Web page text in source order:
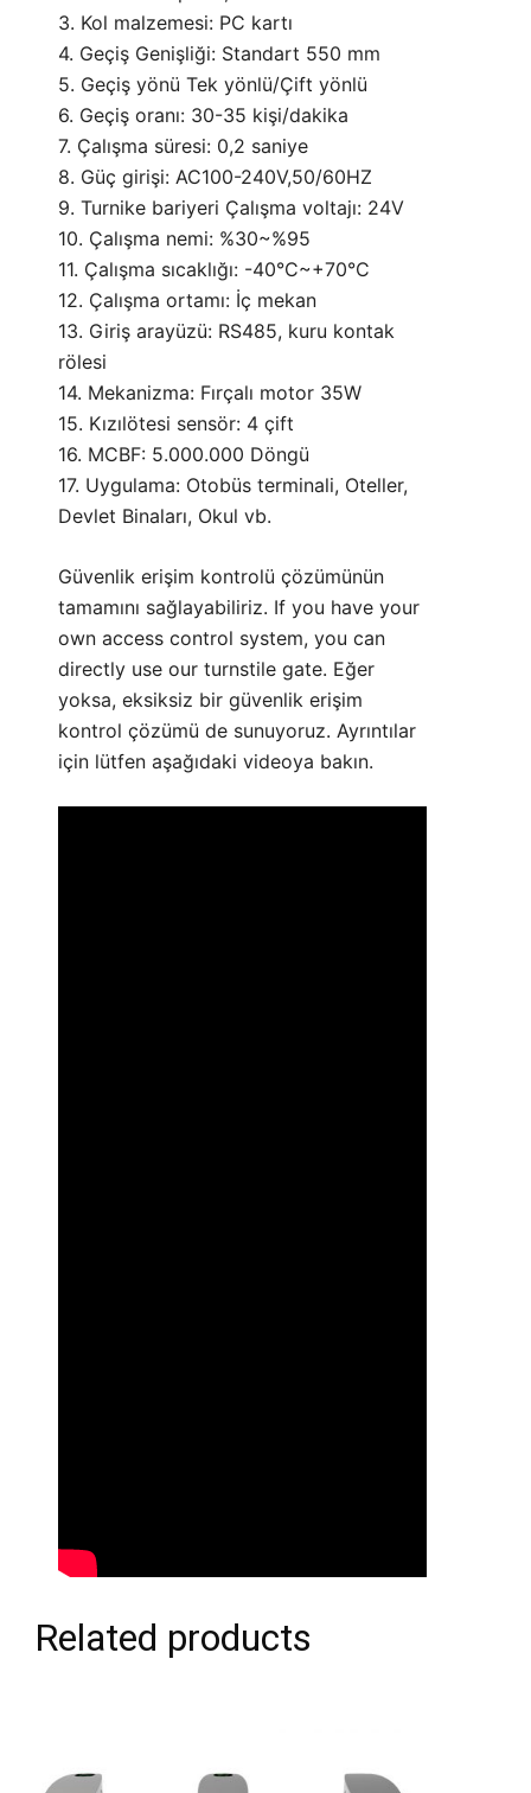
3. Kol malzemesi: PC kartı
4. Geçiş Genişliği: Standart 550 mm
5. Geçiş yönü Tek yönlü/Çift yönlü
6. Geçiş oranı: 30-35 kişi/dakika
7. Çalışma süresi: 0,2 saniye
8. Güç girişi: AC100-240V,50/60HZ
9. Turnike bariyeri Çalışma voltajı: 24V
10. Çalışma nemi: %30~%95
11. Çalışma sıcaklığı: -40°C~+70°C
12. Çalışma ortamı: İç mekan
13. Giriş arayüzü: RS485, kuru kontak
rölesi
14. Mekanizma: Fırçalı motor 35W
15. Kızılötesi sensör: 4 çift
16. MCBF: 5.000.000 Döngü
17. Uygulama: Otobüs terminali, Oteller,
Devlet Binaları, Okul vb.
Güvenlik erişim kontrolü çözümünün
tamamını sağlayabiliriz. If you have your
own access control system, you can
directly use our turnstile gate. Eğer
yoksa, eksiksiz bir güvenlik erişim
kontrol çözümü de sunuyoruz. Ayrıntılar
için lütfen aşağıdaki videoya bakın.
Related products